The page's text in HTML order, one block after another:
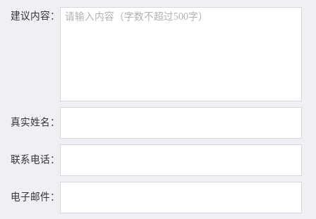
建议内容：
真实姓名：
联系电话：
电子邮件：